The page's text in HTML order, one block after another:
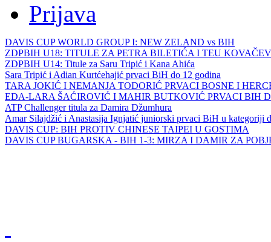
Prijava
DAVIS CUP WORLD GROUP I: NEW ZELAND vs BIH
ZDPBIH U18: TITULE ZA PETRA BILETIĆA I TEU
ZDPBIH U14: Titule za Saru Tripić i Kana Ahića
Sara Tripić i Adian Kurtćehajić prvaci BiH do 12 godina
TARA JOKIĆ I NEMANJA TODORIĆ PRVACI BOSNE I
EDA-LARA ŠAĆIROVIĆ I MAHIR BUTKOVIĆ PRVACI BIH
ATP Challenger titula za Damira Džumhura
Amar Silajdžić i Anastasija Ignjatić juniorski prvaci BiH u kategoriji
DAVIS CUP: BIH PROTIV CHINESE TAIPEI U GOSTIMA
DAVIS CUP BUGARSKA - BIH 1-3: MIRZA I DAMIR ZA